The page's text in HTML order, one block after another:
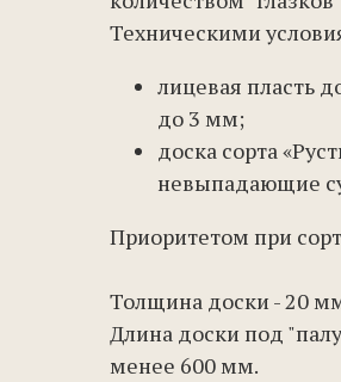
Техническими
лицевая пласть
до 3 мм;
доска сорта
невыпадающие
Приоритетом при
Толщина доски - 20
Длина доски под
менее 600 мм.